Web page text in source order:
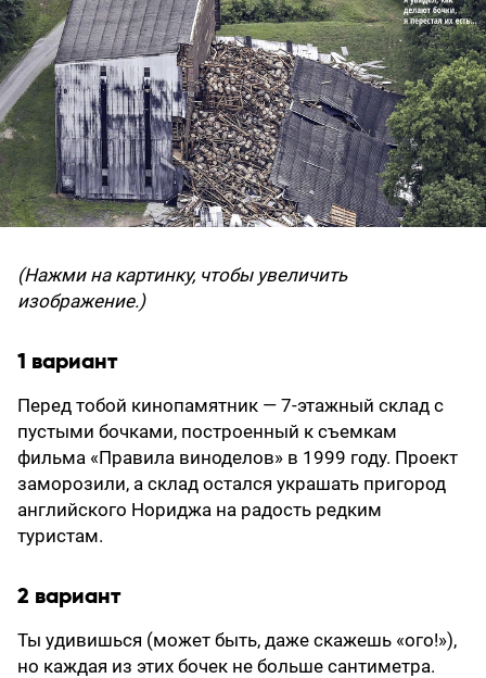
(Нажми на картинку, чтобы увеличить
изображение.)
1 вариант
Перед тобой кинопамятник — 7-этажный склад с
пустыми бочками, построенный к съемкам
фильма «Правила виноделов» в 1999 году. Проект
заморозили, а склад остался украшать пригород
английского Нориджа на радость редким
туристам.
2 вариант
Ты удивишься (может быть, даже скажешь «ого!»),
но каждая из этих бочек не больше сантиметра.